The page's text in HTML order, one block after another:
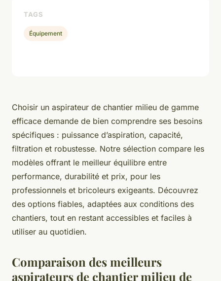
Choisir un aspirateur de chantier milieu de gamme
efficace demande de bien comprendre ses besoins
spécifiques : puissance d’aspiration, capacité,
filtration et robustesse. Notre sélection compare les
modèles offrant le meilleur équilibre entre
performance, durabilité et prix, pour les
professionnels et bricoleurs exigeants. Découvrez
des options fiables, adaptées aux conditions des
chantiers, tout en restant accessibles et faciles à
utiliser au quotidien.
Comparaison des meilleurs
aspirateurs de chantier milieu de
TAGS
Équipement